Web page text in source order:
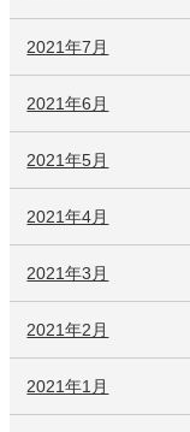
2021年7月
2021年6月
2021年5月
2021年4月
2021年3月
2021年2月
2021年1月